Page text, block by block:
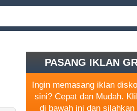
PASANG IKLAN
Ingin memasang iklan
sini? Cepat dan Mudah.
di bawah ini dan silahkan